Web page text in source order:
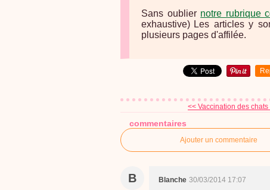
Sans oublier notre rubrique
exhaustive) Les articles y
plusieurs pages d'affilée.
<< Vaccination des chats
commentaires
Ajouter un commentaire
B Blanche 30/03/2014 17:07